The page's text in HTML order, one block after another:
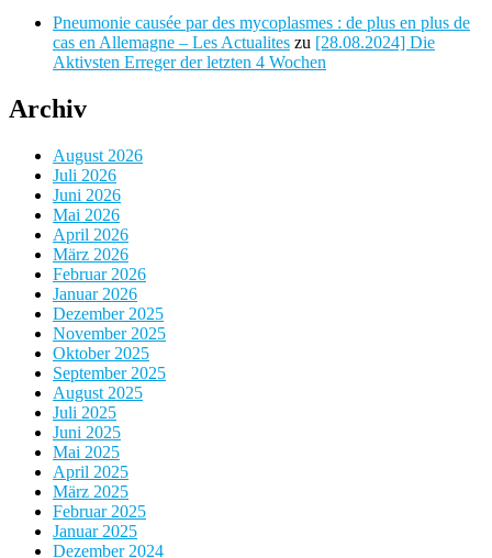
Pneumonie causée par des mycoplasmes : de plus en plus de
cas en Allemagne – Les Actualites zu [28.08.2024] Die
Aktivsten Erreger der letzten 4 Wochen
Archiv
August 2026
Juli 2026
Juni 2026
Mai 2026
April 2026
März 2026
Februar 2026
Januar 2026
Dezember 2025
November 2025
Oktober 2025
September 2025
August 2025
Juli 2025
Juni 2025
Mai 2025
April 2025
März 2025
Februar 2025
Januar 2025
Dezember 2024